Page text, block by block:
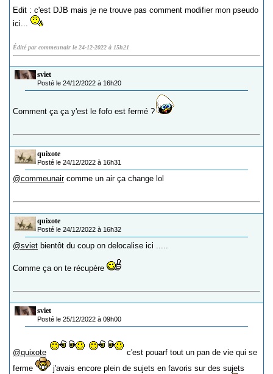
Edit : c'est DJB mais je ne trouve pas comment modifier mon pseudo
ici...
Édité par commeunair le 24-12-2022 à 15h21
sviet
Posté le 24/12/2022 à 16h20
Comment ça ça y'est le fofo est fermé ?
quixote
Posté le 24/12/2022 à 16h31
@commeunair comme un air ça change lol
quixote
Posté le 24/12/2022 à 16h32
@sviet bientôt du coup on delocalise ici .....
Comme ça on te récupère
sviet
Posté le 25/12/2022 à 09h00
@quixote
c'est pouarf tout un pan de vie qui se
ferme
j'avais encore plein de sujets en favoris sur des sujets